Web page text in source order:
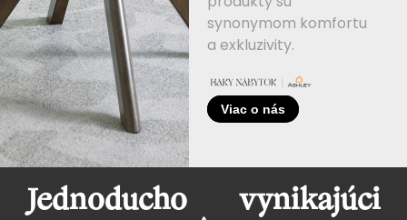
synonymom komfortu
a exkluzivity.
Viac o nás
Jednoducho vynikajúci